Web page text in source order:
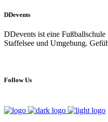
DDevents
DDevents ist eine
Staffelsee und Umgebung.
Follow Us